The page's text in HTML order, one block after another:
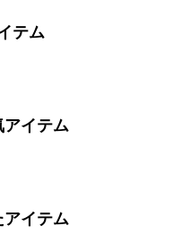
テム
イテム
アイテム